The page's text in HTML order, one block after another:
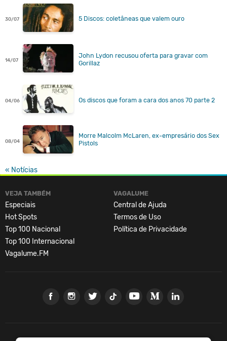
30/07 5 Discos: coletâneas que valem ouro
14/07
John Lydon recusou oferta para gravar com
Gorillaz
04/06 Os discos que foram a cara dos anos 70 parte 2
08/04
Morre Malcolm McLaren, ex-empresário dos Sex
Pistols
« Notícias
VEJA TAMBÉM
Especiais
Hot Spots
Top 100 Nacional
Top 100 Internacional
Vagalume.FM
VAGALUME
Central de Ajuda
Termos de Uso
Política de Privacidade